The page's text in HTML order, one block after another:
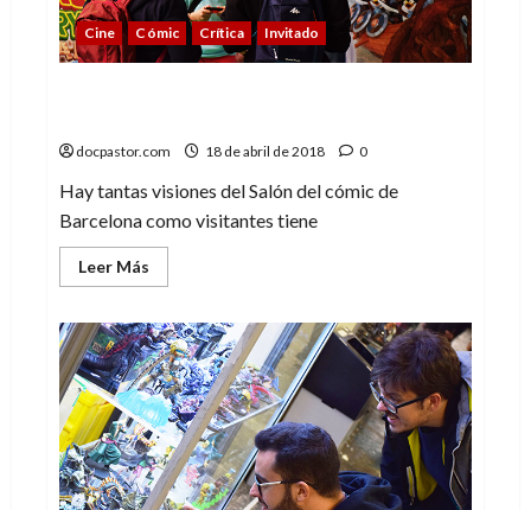
Cine Cómic Crítica Invitado
docpastor.com 18 de abril de 2018 0
Hay tantas visiones del Salón del cómic de
Barcelona como visitantes tiene
Leer Más
más
36º
Salón
del
cómic
de
Barcelona:
también
para
niños